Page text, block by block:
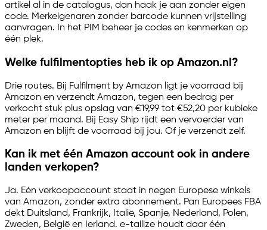
artikel al in de catalogus, dan haak je aan zonder eigen
code. Merkeigenaren zonder barcode kunnen vrijstelling
aanvragen. In het PIM beheer je codes en kenmerken op
één plek.
Welke fulfilmentopties heb ik op Amazon.nl?
Drie routes. Bij Fulfilment by Amazon ligt je voorraad bij
Amazon en verzendt Amazon, tegen een bedrag per
verkocht stuk plus opslag van €19,99 tot €52,20 per kubieke
meter per maand. Bij Easy Ship rijdt een vervoerder van
Amazon en blijft de voorraad bij jou. Of je verzendt zelf.
Kan ik met één Amazon account ook in andere
landen verkopen?
Ja. Eén verkoopaccount staat in negen Europese winkels
van Amazon, zonder extra abonnement. Pan Europees FBA
dekt Duitsland, Frankrijk, Italië, Spanje, Nederland, Polen,
Zweden, België en Ierland. e-tailize houdt daar één